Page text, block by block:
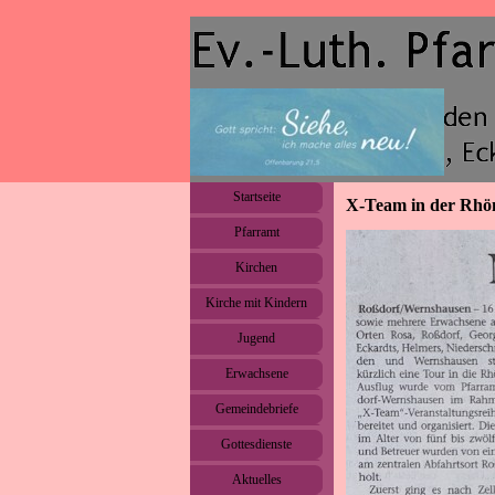
Menü überspringen
Startseite
Pfarramt ▼
Kirchen
Kirche mit Kindern ▼
Jugend ▼
Erwachsene ▼
Gemeindebriefe ▼
Gottesdienste
Aktuelles
X-Team in der